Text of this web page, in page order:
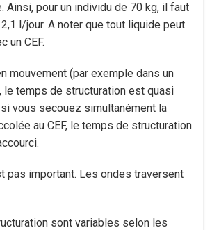
Ainsi, pour un individu de 70 kg, il faut
l/jour. A noter que tout liquide peut
un CEF.
mouvement (par exemple dans un
le temps de structuration est quasi
vous secouez simultanément la
au CEF, le temps de structuration
pas important. Les ondes traversent
sont variables selon les